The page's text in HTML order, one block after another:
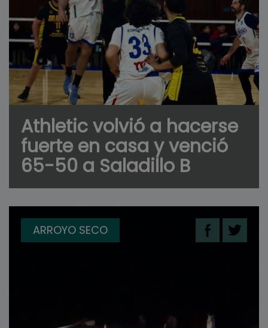
Athletic volvió a hacerse
fuerte en casa y venció
65-50 a Saladillo B
ARROYO SECO